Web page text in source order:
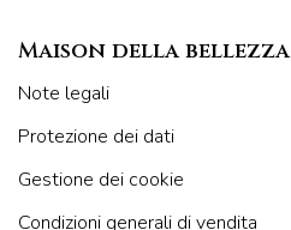
Maison della bellezza
Note legali
Protezione dei dati
Gestione dei cookie
Condizioni generali di vendita